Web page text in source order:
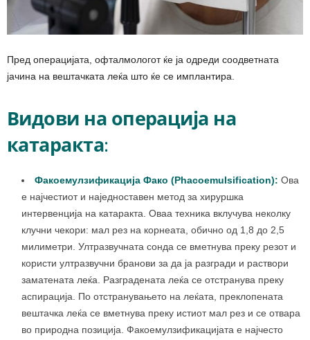
Пред операцијата, офталмологот ќе ја одреди соодветната
јачина на вештачката леќа што ќе се имплантира.
Видови на операција на
катаракта:
Факоемулзификација Фако (Phacoemulsification): Ова
е најчестиот и наједноставен метод за хируршка
интервенција на катаракта. Оваа техника вклучува неколку
клучни чекори: мал рез на корнеата, обично од 1,8 до 2,5
милиметри. Ултразвучната сонда се вметнува преку резот и
користи ултразвучни бранови за да ја разгради и раствори
заматената леќа. Разградената леќа се отстранува преку
аспирација. По отстранувањето на леќата, преклопената
вештачка леќа се вметнува преку истиот мал рез и се отвара
во природна позиција. Факоемулзификацијата е најчесто